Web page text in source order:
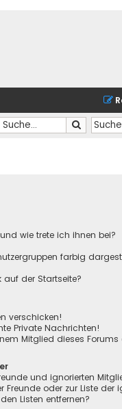
Suche
wie trete ich ihnen bei?
farbig
auf der Startseite?
verschicken!
Private Nachrichten!
Mitglied dieses Forums
und ignorierten
Freunde oder zur Liste der
Listen entfernen?